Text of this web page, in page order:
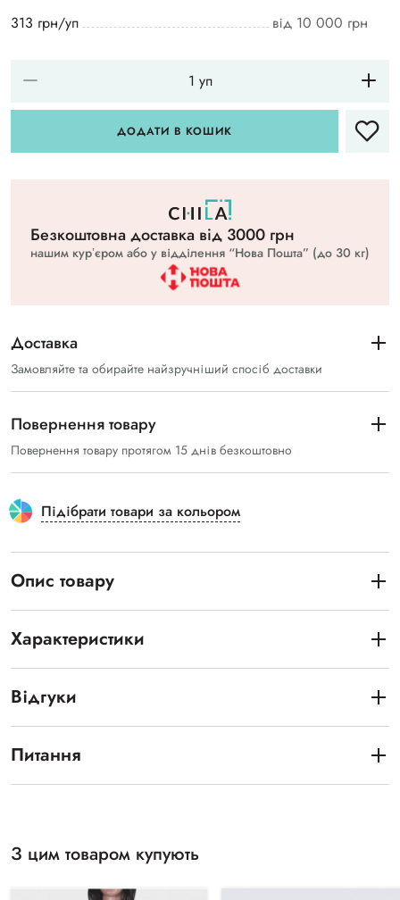
313 грн/уп
від 10 000 грн
ДОДАТИ В КОШИК
Безкоштовна доставка вiд 3000 грн
нашим курʼєром або у відділення “Нова Пошта” (до 30 кг)
Доставка
Замовляйте та обирайте найзручніший спосіб доставки
Повернення товару
Повернення товару протягом 15 днів безкоштовно
Підібрати товари за кольором
Опис товару
Характеристики
Відгуки
Питання
З цим товаром купують